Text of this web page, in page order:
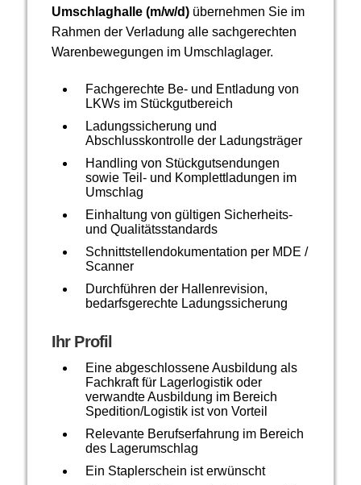
Umschlaghalle (m/w/d)übernehmen Sie im
Rahmen der Verladung alle sachgerechten
Warenbewegungen im Umschlaglager.
Fachgerechte Be- und Entladung von
LKWs im Stückgutbereich
Ladungssicherung und
Abschlusskontrolle der Ladungsträger
Handling von Stückgutsendungen
sowie Teil- und Komplettladungen im
Umschlag
Einhaltung von gültigen Sicherheits-
und Qualitätsstandards
Schnittstellendokumentation per MDE /
Scanner
Durchführen der Hallenrevision,
bedarfsgerechte Ladungssicherung
Ihr Profil
Eine abgeschlossene Ausbildung als
Fachkraft für Lagerlogistik oder
verwandte Ausbildung im Bereich
Spedition/Logistik ist von Vorteil
Relevante Berufserfahrung im Bereich
des Lagerumschlag
Ein Staplerschein ist erwünscht